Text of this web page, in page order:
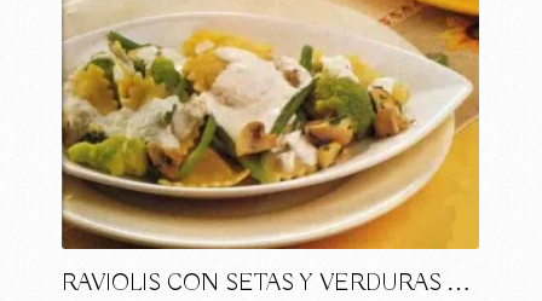
RAVIOLIS CON SETAS Y VERDURAS …